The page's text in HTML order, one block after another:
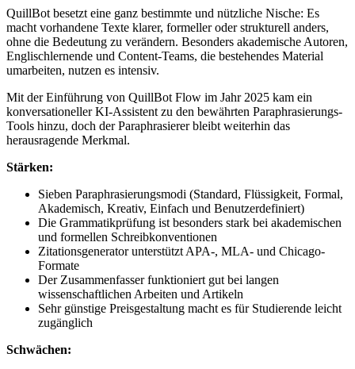
QuillBot besetzt eine ganz bestimmte und nützliche Nische: Es
macht vorhandene Texte klarer, formeller oder strukturell anders,
ohne die Bedeutung zu verändern. Besonders akademische Autoren,
Englischlernende und Content-Teams, die bestehendes Material
umarbeiten, nutzen es intensiv.
Mit der Einführung von QuillBot Flow im Jahr 2025 kam ein
konversationeller KI-Assistent zu den bewährten Paraphrasierungs-
Tools hinzu, doch der Paraphrasierer bleibt weiterhin das
herausragende Merkmal.
Stärken:
Sieben Paraphrasierungsmodi (Standard, Flüssigkeit, Formal,
Akademisch, Kreativ, Einfach und Benutzerdefiniert)
Die Grammatikprüfung ist besonders stark bei akademischen
und formellen Schreibkonventionen
Zitationsgenerator unterstützt APA-, MLA- und Chicago-
Formate
Der Zusammenfasser funktioniert gut bei langen
wissenschaftlichen Arbeiten und Artikeln
Sehr günstige Preisgestaltung macht es für Studierende leicht
zugänglich
Schwächen: